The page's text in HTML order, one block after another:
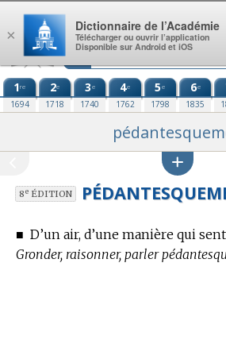
Aller au contenu
1re
1694
2e
1718
3e
1740
4e
1762
5e
1798
6e
1835
8eÉDITION
■ D’un air, d’une manière qui
Gronder, raisonner, parler
×
Dictionnaire de l’Académie
Télécharger ou ouvrir l’application
Disponible sur Android et iOS